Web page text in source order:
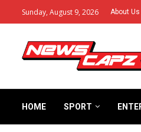
Sunday, August 9, 2026 About Us
HOME SPORT